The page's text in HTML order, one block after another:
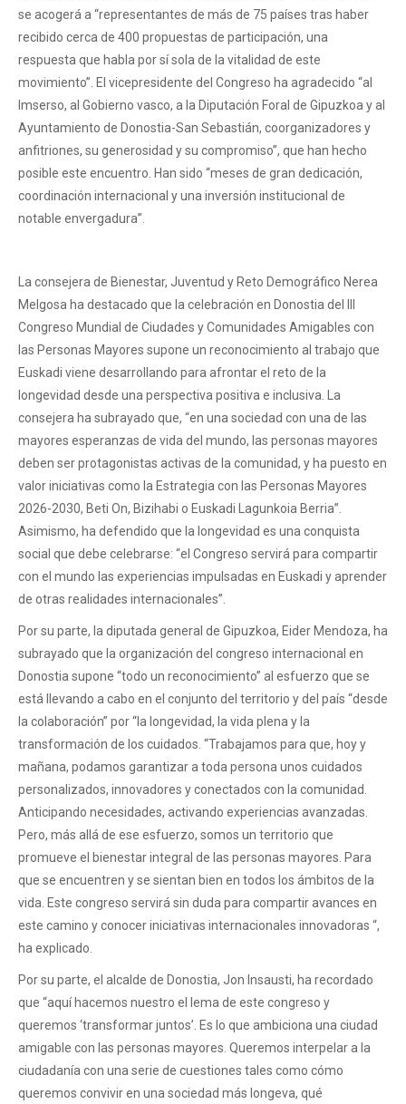
se acogerá a “representantes de más de 75 países tras haber
recibido cerca de 400 propuestas de participación, una
respuesta que habla por sí sola de la vitalidad de este
movimiento”. El vicepresidente del Congreso ha agradecido “al
Imserso, al Gobierno vasco, a la Diputación Foral de Gipuzkoa y al
Ayuntamiento de Donostia-San Sebastián, coorganizadores y
anfitriones, su generosidad y su compromiso”, que han hecho
posible este encuentro. Han sido “meses de gran dedicación,
coordinación internacional y una inversión institucional de
notable envergadura”.
La consejera de Bienestar, Juventud y Reto Demográfico Nerea
Melgosa ha destacado que la celebración en Donostia del III
Congreso Mundial de Ciudades y Comunidades Amigables con
las Personas Mayores supone un reconocimiento al trabajo que
Euskadi viene desarrollando para afrontar el reto de la
longevidad desde una perspectiva positiva e inclusiva. La
consejera ha subrayado que, “en una sociedad con una de las
mayores esperanzas de vida del mundo, las personas mayores
deben ser protagonistas activas de la comunidad, y ha puesto en
valor iniciativas como la Estrategia con las Personas Mayores
2026-2030, Beti On, Bizihabi o Euskadi Lagunkoia Berria”.
Asimismo, ha defendido que la longevidad es una conquista
social que debe celebrarse: “el Congreso servirá para compartir
con el mundo las experiencias impulsadas en Euskadi y aprender
de otras realidades internacionales”.
Por su parte, la diputada general de Gipuzkoa, Eider Mendoza, ha
subrayado que la organización del congreso internacional en
Donostia supone “todo un reconocimiento” al esfuerzo que se
está llevando a cabo en el conjunto del territorio y del país “desde
la colaboración” por “la longevidad, la vida plena y la
transformación de los cuidados. “Trabajamos para que, hoy y
mañana, podamos garantizar a toda persona unos cuidados
personalizados, innovadores y conectados con la comunidad.
Anticipando necesidades, activando experiencias avanzadas.
Pero, más allá de ese esfuerzo, somos un territorio que
promueve el bienestar integral de las personas mayores. Para
que se encuentren y se sientan bien en todos los ámbitos de la
vida. Este congreso servirá sin duda para compartir avances en
este camino y conocer iniciativas internacionales innovadoras “,
ha explicado.
Por su parte, el alcalde de Donostia, Jon Insausti, ha recordado
que “aquí hacemos nuestro el lema de este congreso y
queremos ‘transformar juntos’. Es lo que ambiciona una ciudad
amigable con las personas mayores. Queremos interpelar a la
ciudadanía con una serie de cuestiones tales como cómo
queremos convivir en una sociedad más longeva, qué